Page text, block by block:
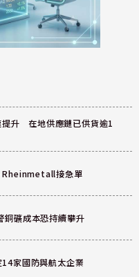
升 在地供應鏈已供貨逾1
Rheinmetall接急單
銅礦成本恐持續攀升
家國防與航太企業